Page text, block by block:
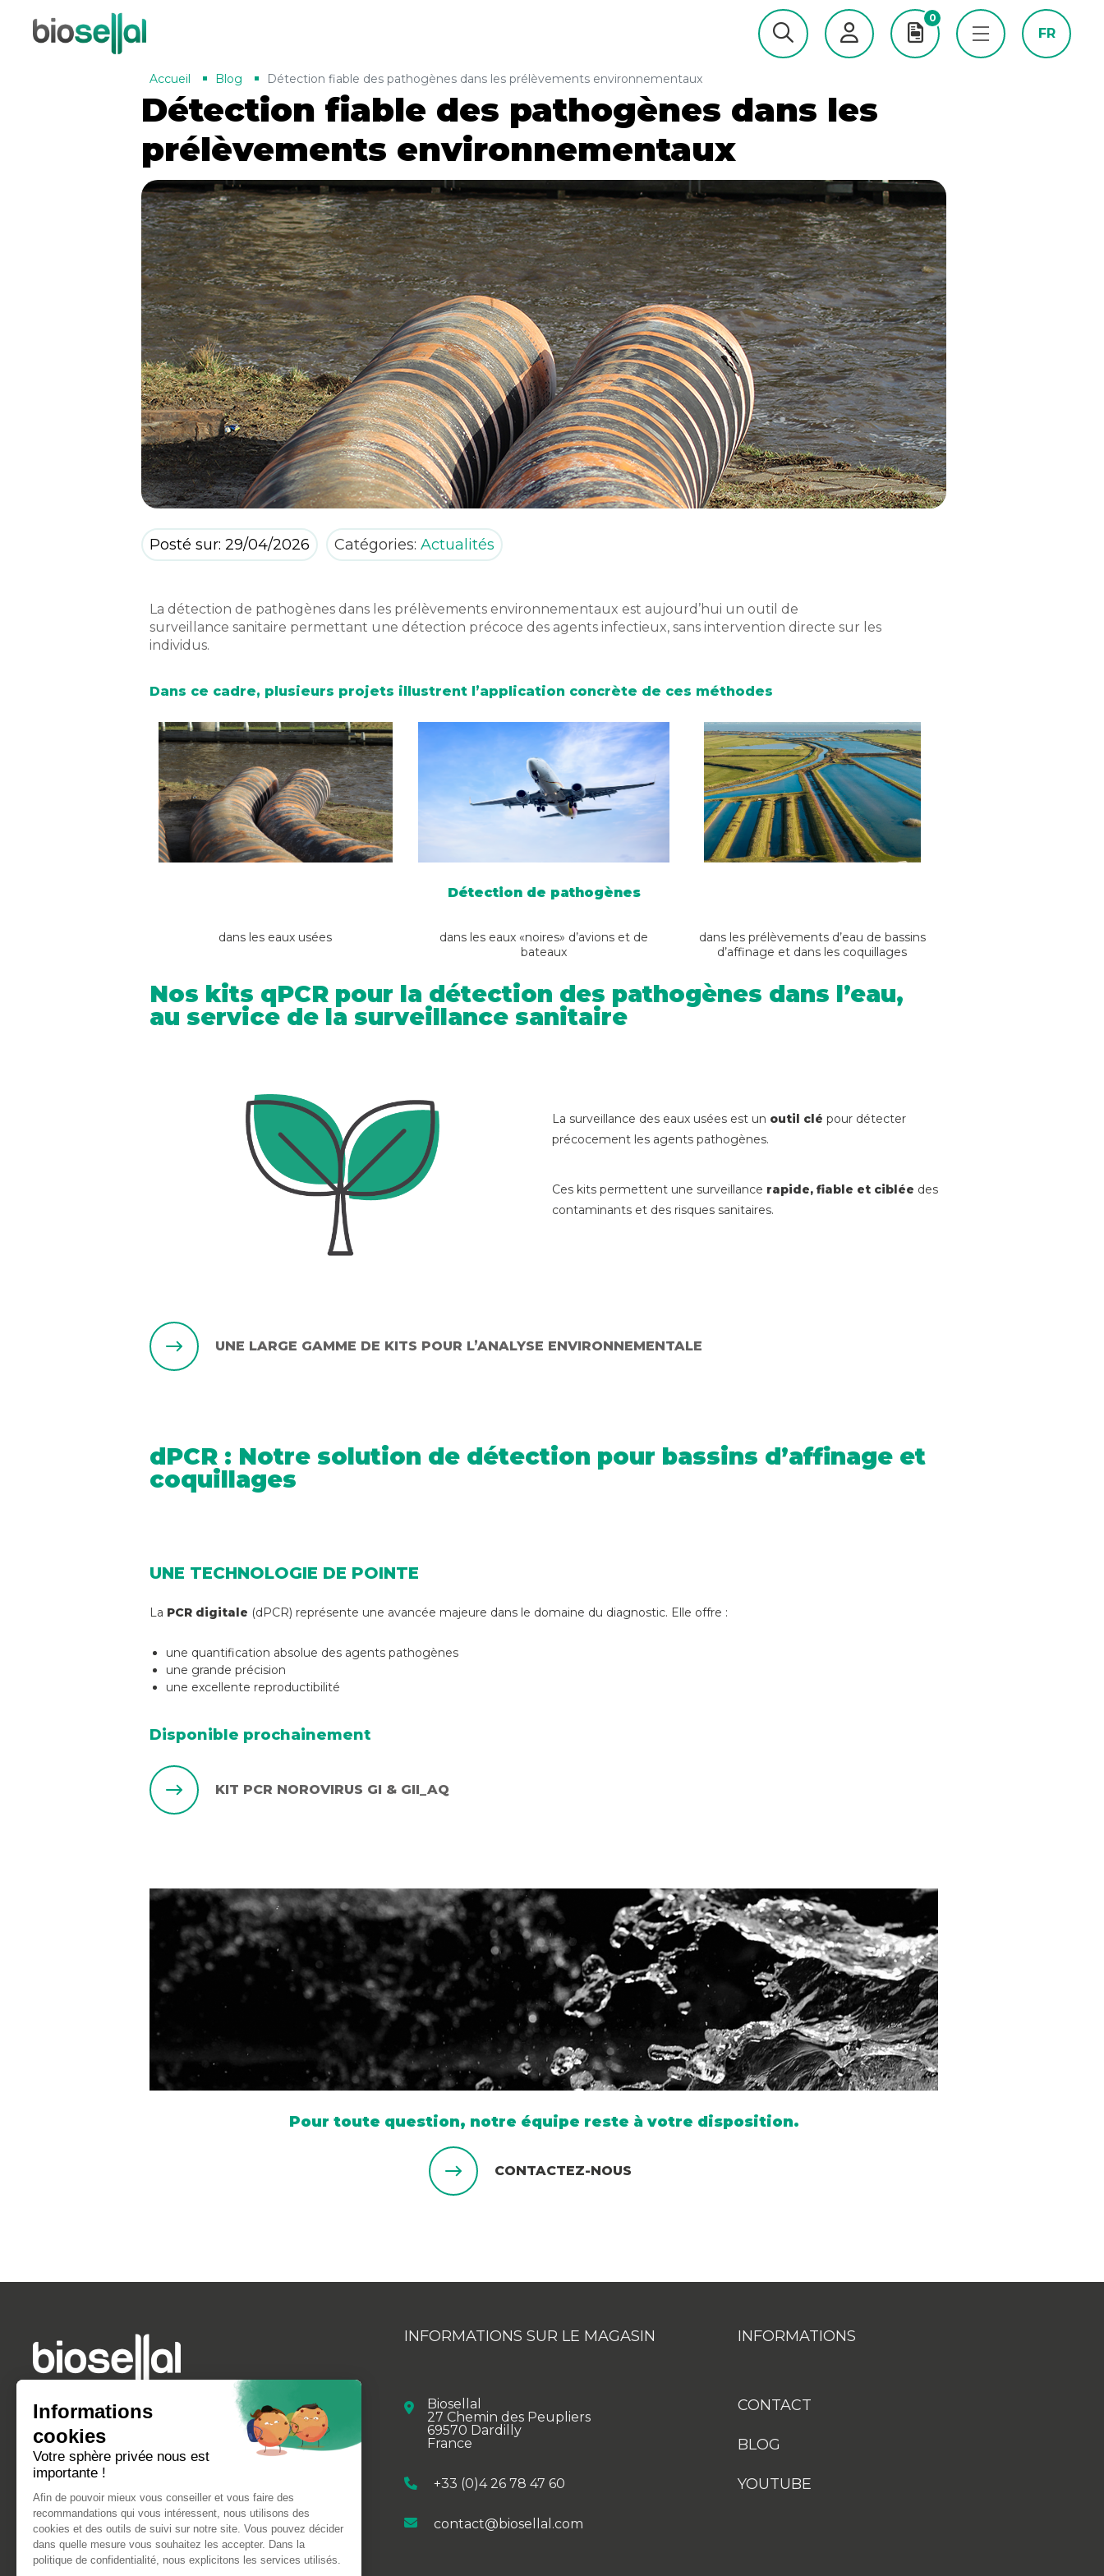
0
FR
Accueil Blog Détection fiable des pathogènes dans les prélèvements environnementaux
Détection fiable des pathogènes dans les
prélèvements environnementaux
Posté sur: 29/04/2026 Catégories: Actualités
La détection de pathogènes dans les prélèvements environnementaux est aujourd’hui un outil de
surveillance sanitaire permettant une détection précoce des agents infectieux, sans intervention directe sur les
individus.
Dans ce cadre, plusieurs projets illustrent l’application concrète de ces méthodes
Détection de pathogènes
dans les eaux usées
dans les eaux «noires» d’avions et de
bateaux
dans les prélèvements d’eau de bassins
d’affinage et dans les coquillages
Nos kits qPCR pour la détection des pathogènes dans l’eau,
au service de la surveillance sanitaire
La surveillance des eaux usées est un outil clé pour détecter
précocement les agents pathogènes.
Ces kits permettent une surveillance rapide, fiable et ciblée des
contaminants et des risques sanitaires.
UNE LARGE GAMME DE KITS POUR L’ANALYSE ENVIRONNEMENTALE
dPCR : Notre solution de détection pour bassins d’affinage et
coquillages
UNE TECHNOLOGIE DE POINTE
La PCR digitale (dPCR) représente une avancée majeure dans le domaine du diagnostic. Elle offre :
une quantification absolue des agents pathogènes
une grande précision
une excellente reproductibilité
Disponible prochainement
KIT PCR NOROVIRUS GI & GII_AQ
Pour toute question, notre équipe reste à votre disposition.
CONTACTEZ-NOUS
INFORMATIONS SUR LE MAGASIN
Biosellal
27 Chemin des Peupliers
69570 Dardilly
France
+33 (0)4 26 78 47 60
contact@biosellal.com
INFORMATIONS
CONTACT
BLOG
YOUTUBE
Informations
cookies
Votre sphère privée nous est
importante !
Afin de pouvoir mieux vous conseiller et vous faire des
recommandations qui vous intéressent, nous utilisons des
cookies et des outils de suivi sur notre site. Vous pouvez décider
dans quelle mesure vous souhaitez les accepter. Dans la
politique de confidentialité, nous explicitons les services utilisés.